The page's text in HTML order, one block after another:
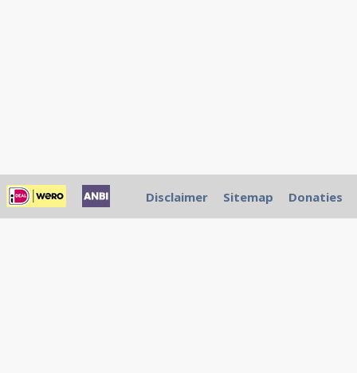
Disclaimer Sitemap Donaties